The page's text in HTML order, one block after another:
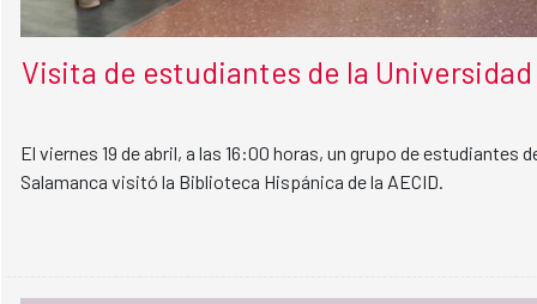
Visita de estudiantes de la Universidad
El viernes 19 de abril, a las 16:00 horas, un grupo de estudiantes
Salamanca visitó la Biblioteca Hispánica de la AECID.